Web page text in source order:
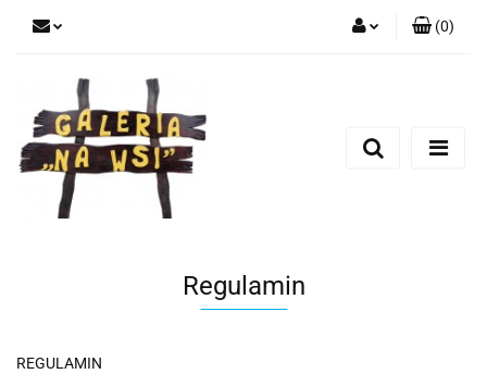
Dodaj zgłoszenie
(0)
Regulamin
REGULAMIN